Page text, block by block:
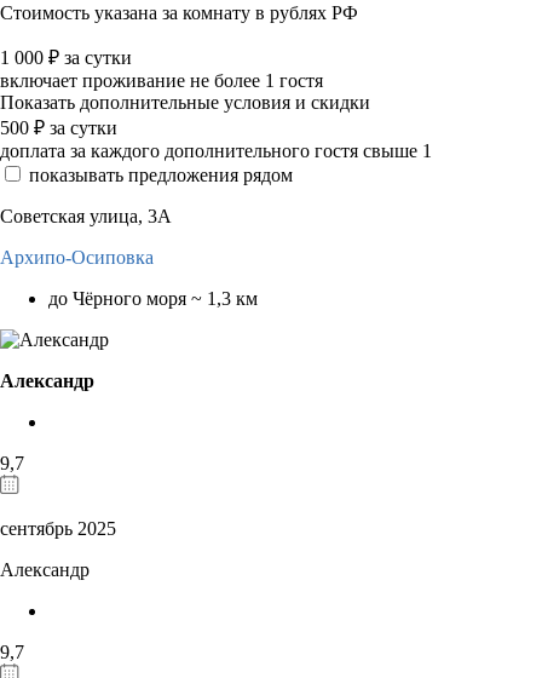
Стоимость указана за комнату в рублях РФ
1 000 ₽ за сутки
включает проживание не более 1 гостя
Показать дополнительные условия и скидки
500 ₽ за сутки
доплата за каждого дополнительного гостя свыше 1
показывать предложения рядом
Советская улица, 3А
Архипо-Осиповка
до Чёрного моря ~ 1,3 км
Александр
9,7
сентябрь 2025
Александр
9,7